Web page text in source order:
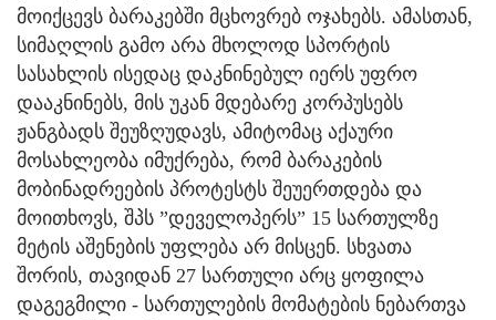
მოიქცევს ბარაკებში მცხოვრებ ოჯახებს. ამასთან,
სიმაღლის გამო არა მხოლოდ სპორტის
სასახლის ისედაც დაკნინებულ იერს უფრო
დააკნინებს, მის უკან მდებარე კორპუსებს
ჟანგბადს შეუზღუდავს, ამიტომაც აქაური
მოსახლეობა იმუქრება, რომ ბარაკების
მობინადრეების პროტესტს შეუერთდება და
მოითხოვს, შპს ”დეველოპერს” 15 სართულზე
მეტის აშენების უფლება არ მისცენ. სხვათა
შორის, თავიდან 27 სართული არც ყოფილა
დაგეგმილი - სართულების მომატების ნებართვა